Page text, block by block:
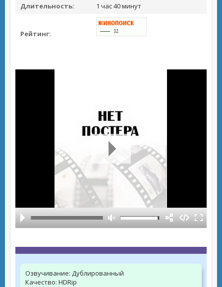
Длительность:
1 час 40 минут
Рейтинг:
Озвучивание: Дублированный
Качество: HDRip